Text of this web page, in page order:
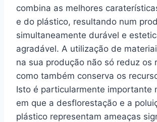
combina as melhores
e do plástico, resultando num
simultaneamente durável e
agradável. A utilização de
na sua produção não só reduz os
como também conserva os
Isto é particularmente importante
em que a desflorestação e a
plástico representam ameaças